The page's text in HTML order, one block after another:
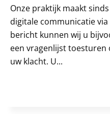
Onze praktijk maakt
digitale communicatie
bericht kunnen wij u
een vragenlijst toesturen
uw klacht. U...